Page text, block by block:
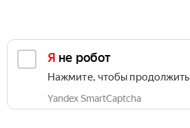
Я не робот
Нажмите, чтобы продолжить
Yandex SmartCaptcha